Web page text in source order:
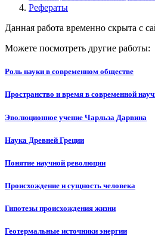
Рефераты
Данная работа временно скрыта с
Можете посмотреть другие работы:
Роль науки в современном обществе
Пространство и время в современной
Эволюционное учение Чарльза Дарвина
Наука Древней Греции
Понятие научной революции
Происхождение и сущность человека
Гипотезы происхождения жизни
Геотермальные источники энергии